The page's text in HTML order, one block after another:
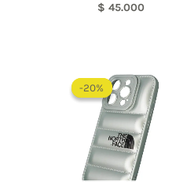
$ 45.000
-20%
-20%
precio
original
era:
$ 60.000.